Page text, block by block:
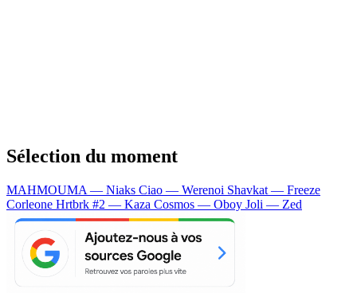
Sélection du moment
MAHMOUMA — Niaks Ciao — Werenoi Shavkat — Freeze
Corleone Hrtbrk #2 — Kaza Cosmos — Oboy Joli — Zed